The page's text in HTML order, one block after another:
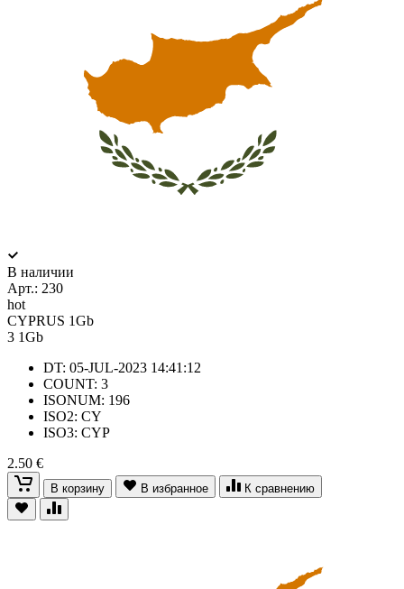
В наличии
Арт.: 230
hot
CYPRUS 1Gb
3 1Gb
DT: 05-JUL-2023 14:41:12
COUNT: 3
ISONUM: 196
ISO2: CY
ISO3: CYP
2.50 €
В корзину В избранное К сравнению